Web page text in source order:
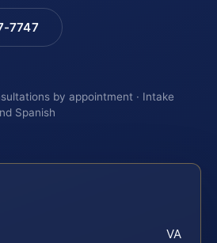
7747
by appointment · Intake
Spanish
VA